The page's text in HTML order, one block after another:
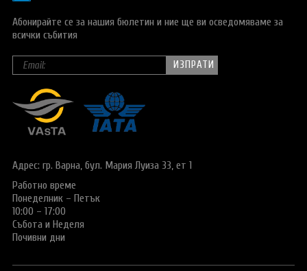
Абонирайте се за нашия бюлетин и ние ще ви осведомяваме за
всички събития
Адрес: гр. Варна, бул. Мария Луиза 33, ет 1
Работно време
Понеделник – Петък
10:00 – 17:00
Събота и Неделя
Почивни дни